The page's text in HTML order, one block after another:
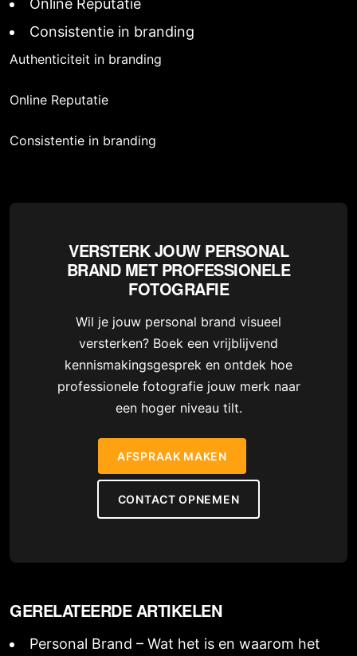
Online Reputatie
Consistentie in branding
Authenticiteit in branding
Online Reputatie
Consistentie in branding
VERSTERK JOUW PERSONAL
BRAND MET PROFESSIONELE
FOTOGRAFIE
Wil je jouw personal brand visueel
versterken? Boek een vrijblijvend
kennismakingsgesprek en ontdek hoe
professionele fotografie jouw merk naar
een hoger niveau tilt.
AFSPRAAK MAKEN
CONTACT OPNEMEN
GERELATEERDE ARTIKELEN
Personal Brand – Wat het is en waarom het